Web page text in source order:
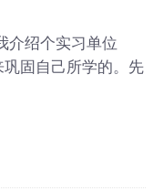
介绍个实习单位
巩固自己所学的。先